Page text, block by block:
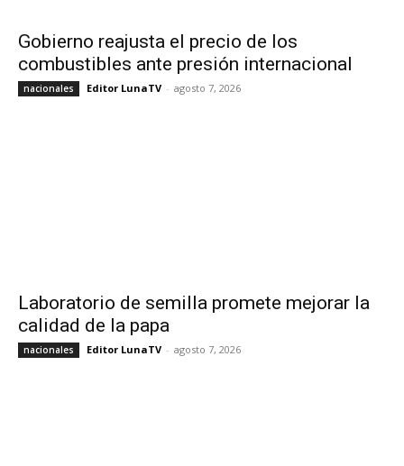
Gobierno reajusta el precio de los
combustibles ante presión internacional
nacionales Editor LunaTV - agosto 7, 2026
Laboratorio de semilla promete mejorar la
calidad de la papa
nacionales Editor LunaTV - agosto 7, 2026